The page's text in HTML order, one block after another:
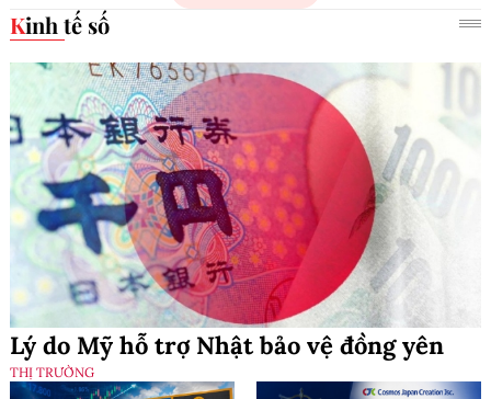
Kinh tế số
Lý do Mỹ hỗ trợ Nhật bảo vệ đồng yên
THỊ TRƯỜNG